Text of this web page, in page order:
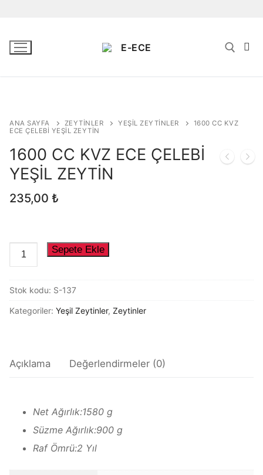
Ana Sayfa
Hakkımızda
Zeytinyağları
Riviera Zeytinyağı
Az Tuzlu Zeytinler
Siyah Zeytinler
Yeşil Çizik Zeytinler
Yeşil Zeytinler
ANA SAYFA ZEYTINLER YEŞIL ZEYTINLER
1600 CC KVZ
ECE ÇELEBİ YEŞİL ZEYTİN
1600 CC KVZ ECE ÇELEBİ
YEŞİL ZEYTİN
235,00 ₺
1600
ECE
ÇELEBİ
Sepete Ekle
Stok kodu: S-137
Kategoriler: Yeşil Zeytinler, Zeytinler
Açıklama Değerlendirmeler (0)
Net Ağırlık:1580 g
Süzme Ağırlık:900 g
Raf Ömrü:2 Yıl